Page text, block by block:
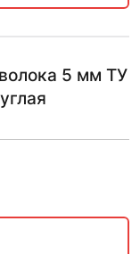
5 мм ТУ